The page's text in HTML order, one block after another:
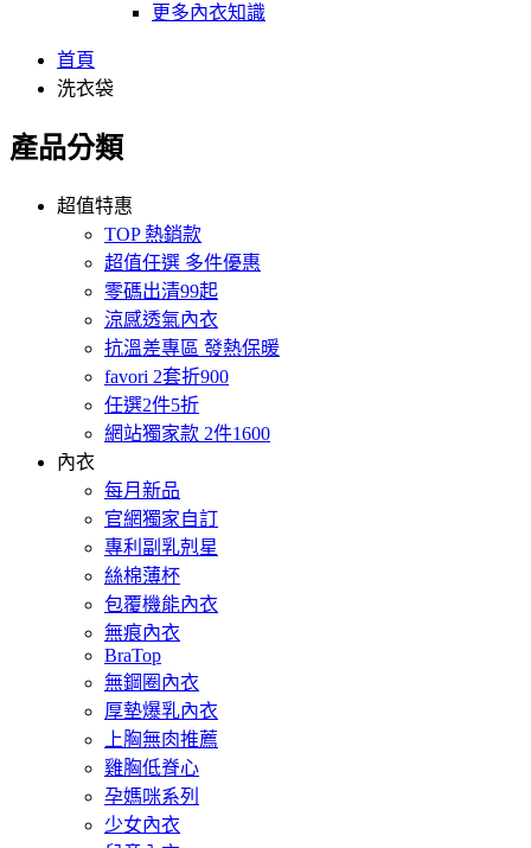
更多內衣知識
首頁
洗衣袋
產品分類
超值特惠
TOP 熱銷款
超值任選 多件優惠
零碼出清99起
涼感透氣內衣
抗溫差專區 發熱保暖
favori 2套折900
任選2件5折
網站獨家款 2件1600
內衣
每月新品
官網獨家自訂
專利副乳剋星
絲棉薄杯
包覆機能內衣
無痕內衣
BraTop
無鋼圈內衣
厚墊爆乳內衣
上胸無肉推薦
雞胸低脊心
孕媽咪系列
少女內衣